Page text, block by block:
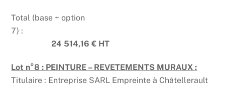
Total (base + option
7) :
24 514,16 € HT
Lot n°8 : PEINTURE – REVETEMENTS MURAUX :
Titulaire : Entreprise SARL Empreinte à Châtellerault